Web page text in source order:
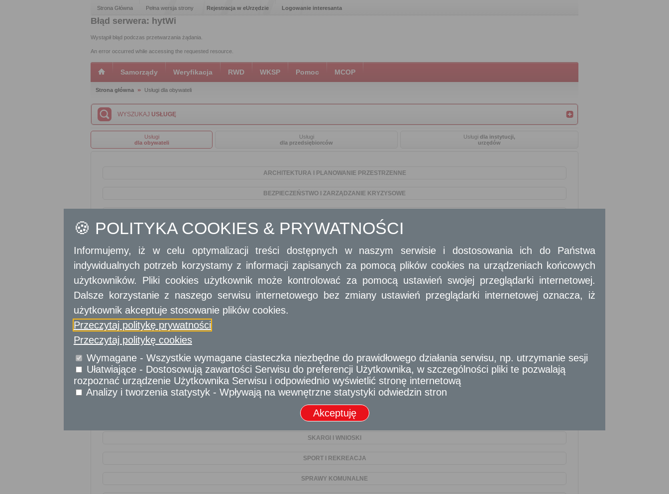
Strona Główna Pełna wersja strony Rejestracja w eUrzędzie Logowanie interesanta
Błąd serwera: hytWi
Wystąpił błąd podczas przetwarzania żądania.
An error occurred while accessing the requested resource.
Samorządy Weryfikacja RWD WKSP Pomoc MCOP
Strona główna Usługi dla obywateli
WYSZUKAJ USŁUGĘ
Usługi
dla obywateli
Usługi
dla przedsiębiorców
Usługi dla instytucji,
urzędów
ARCHITEKTURA I PLANOWANIE PRZESTRZENNE
BEZPIECZEŃSTWO I ZARZĄDZANIE KRYZYSOWE
DZIAŁALNOŚĆ GOSPODARCZA
GEODEZJA I KARTOGRAFIA
GEODEZJA I KATASTER
GOSPODARKA NIERUCHOMOŚCIAMI
OŚWIATA
PODATKI I OPŁATY LOKALNE
POLITYKA LOKALOWA
POLITYKA SPOŁECZNA
SKARGI I WNIOSKI
SPORT I REKREACJA
SPRAWY KOMUNALNE
🍪 POLITYKA COOKIES & PRYWATNOŚCI
Informujemy, iż w celu optymalizacji treści dostępnych w naszym serwisie i dostosowania ich do Państwa
indywidualnych potrzeb korzystamy z informacji zapisanych za pomocą plików cookies na urządzeniach końcowych
użytkowników. Pliki cookies użytkownik może kontrolować za pomocą ustawień swojej przeglądarki internetowej.
Dalsze korzystanie z naszego serwisu internetowego bez zmiany ustawień przeglądarki internetowej oznacza, iż
użytkownik akceptuje stosowanie plików cookies.
Przeczytaj politykę prywatności
Przeczytaj politykę cookies
Wymagane - Wszystkie wymagane ciasteczka niezbędne do prawidłowego działania serwisu, np. utrzymanie sesji
Ułatwiające - Dostosowują zawartości Serwisu do preferencji Użytkownika, w szczególności pliki te pozwalają
rozpoznać urządzenie Użytkownika Serwisu i odpowiednio wyświetlić stronę internetową
Analizy i tworzenia statystyk - Wpływają na wewnętrzne statystyki odwiedzin stron
Akceptuję